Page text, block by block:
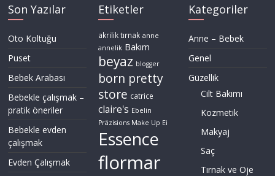
Son Yazılar
Oto Koltuğu
Puset
Bebek Arabası
Bebekle çalışmak –
pratik öneriler
Bebekle evden
çalışmak
Evden Çalışmak
Etiketler
akrilik tırnak anne
annelik Bakım
beyaz blogger
born pretty
store catrice
claire's Ebelin
Präzisions Make Up Ei
Essence
flormar
Kategoriler
Anne – Bebek
Genel
Güzellik
Cilt Bakımı
Kozmetik
Makyaj
Saç
Tırnak ve Oje